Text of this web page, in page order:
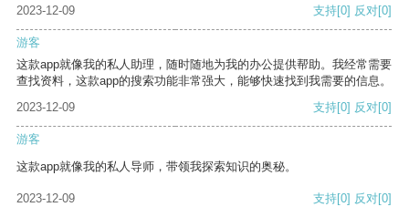
2023-12-09
支持[0] 反对[0]
游客
这款app就像我的私人助理，随时随地为我的办公提供帮助。我经常需要
查找资料，这款app的搜索功能非常强大，能够快速找到我需要的信息。
2023-12-09
支持[0] 反对[0]
游客
这款app就像我的私人导师，带领我探索知识的奥秘。
2023-12-09 支持[0] 反对[0]